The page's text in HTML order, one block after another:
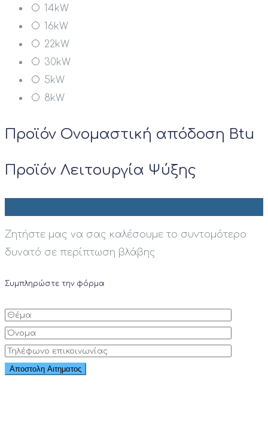
14kW
16kW
22kW
30kW
5kW
8kW
Προϊόν Ονομαστική απόδοση Btu
Προϊόν Λειτουργία Ψύξης
Ζητήστε μας να σας καλέσουμε το συντομότερο
δυνατό σε περίπτωση βλάβης
Συμπληρώστε την φόρμα